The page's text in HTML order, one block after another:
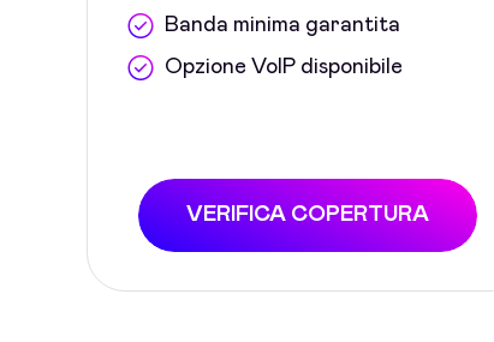
Banda minima garantita
Opzione VoIP disponibile
VERIFICA COPERTURA